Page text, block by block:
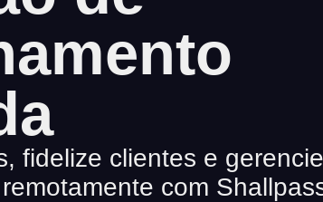
fidelize clientes e gerencie
com